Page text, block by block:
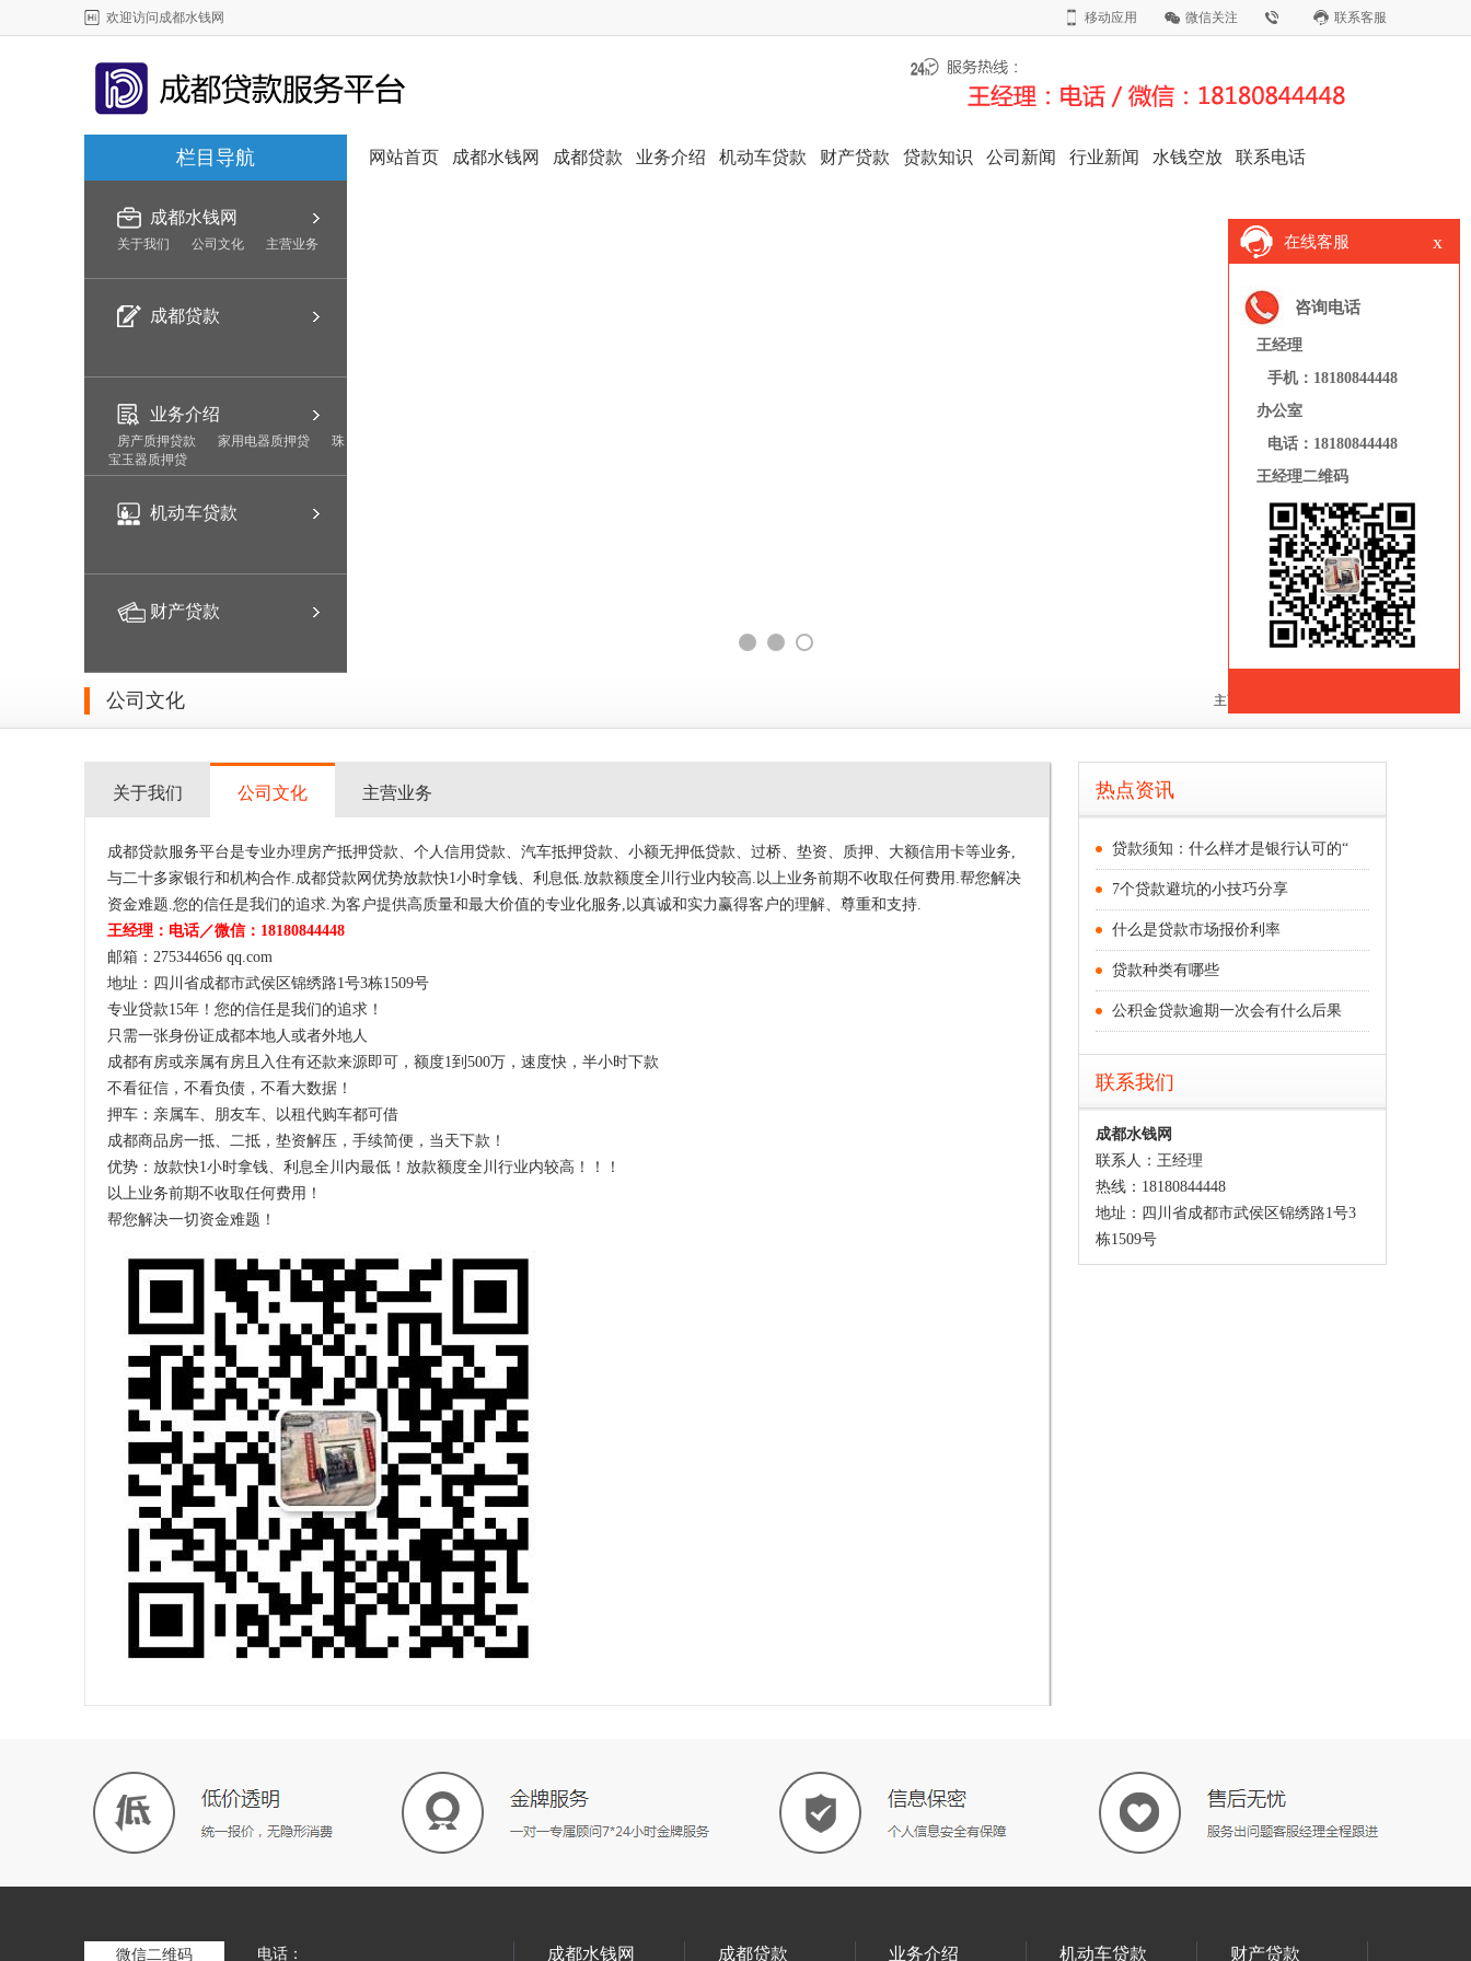
欢迎访问成都水钱网 移动应用 微信关注 联系客服
栏目导航 网站首页 成都水钱网 成都贷款 业务介绍 机动车贷款 财产贷款 贷款知识 公司新闻 行业新闻 水钱空放 联系电话
成都水钱网
关于我们 公司文化 主营业务
成都贷款
业务介绍
房产质押贷款 家用电器质押贷
珠
宝玉器质押贷
机动车贷款
财产贷款
公司文化 主页
关于我们 公司文化 主营业务
成都贷款服务平台是专业办理房产抵押贷款、个人信用贷款、汽车抵押贷款、小额无押低贷款、过桥、垫资、质押、大额信用卡等业务,
与二十多家银行和机构合作.成都贷款网优势放款快1小时拿钱、利息低.放款额度全川行业内较高.以上业务前期不收取任何费用.帮您解决
资金难题.您的信任是我们的追求.为客户提供高质量和最大价值的专业化服务,以真诚和实力赢得客户的理解、尊重和支持.
王经理：电话／微信：18180844448
邮箱：275344656 qq.com
地址：四川省成都市武侯区锦绣路1号3栋1509号
专业贷款15年！您的信任是我们的追求！
只需一张身份证成都本地人或者外地人
成都有房或亲属有房且入住有还款来源即可，额度1到500万，速度快，半小时下款
不看征信，不看负债，不看大数据！
押车：亲属车、朋友车、以租代购车都可借
成都商品房一抵、二抵，垫资解压，手续简便，当天下款！
优势：放款快1小时拿钱、利息全川内最低！放款额度全川行业内较高！！！
以上业务前期不收取任何费用！
帮您解决一切资金难题！
热点资讯
贷款须知：什么样才是银行认可的“
7个贷款避坑的小技巧分享
什么是贷款市场报价利率
贷款种类有哪些
公积金贷款逾期一次会有什么后果
联系我们
成都水钱网
联系人：王经理
热线：18180844448
地址：四川省成都市武侯区锦绣路1号3
栋1509号
微信二维码 电话： 成都水钱网 成都贷款 业务介绍 机动车贷款 财产贷款
在线客服 x
咨询电话
王经理
手机：18180844448
办公室
电话：18180844448
王经理二维码